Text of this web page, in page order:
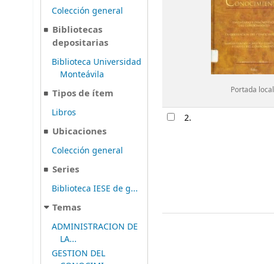
Colección general
Bibliotecas
depositarias
Biblioteca Universidad
Monteávila
Tipos de ítem
Libros
Ubicaciones
Colección general
Series
Biblioteca IESE de g...
Temas
ADMINISTRACION DE
LA...
GESTION DEL
Portada local
2.